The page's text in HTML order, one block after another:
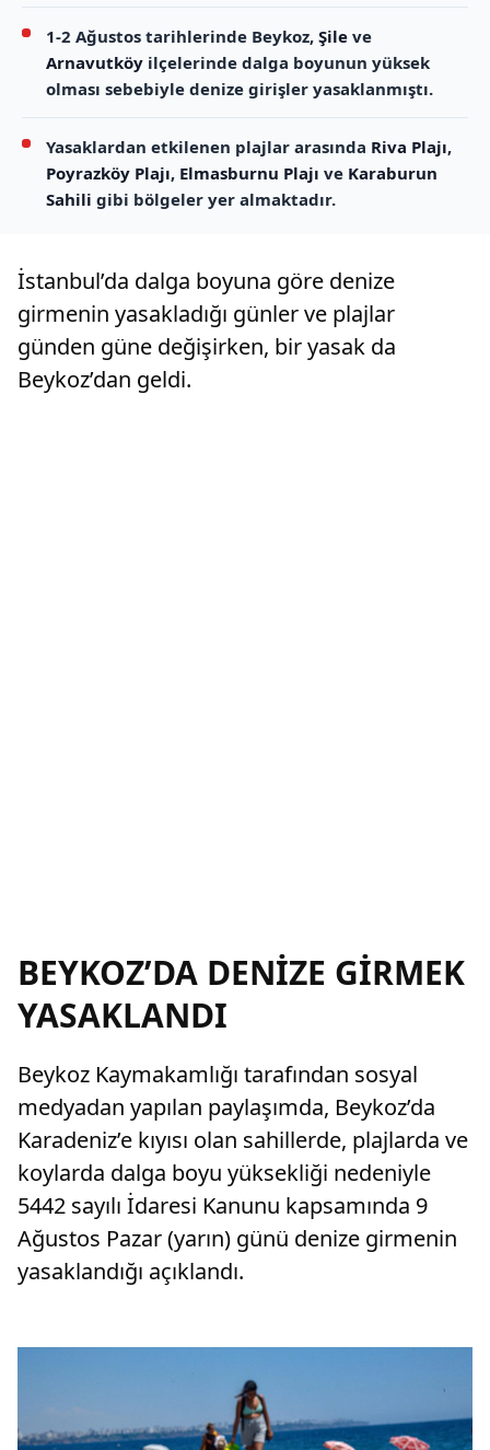
1-2 Ağustos tarihlerinde Beykoz, Şile ve
Arnavutköy ilçelerinde dalga boyunun yüksek
olması sebebiyle denize girişler yasaklanmıştı.
Yasaklardan etkilenen plajlar arasında Riva Plajı,
Poyrazköy Plajı, Elmasburnu Plajı ve Karaburun
Sahili gibi bölgeler yer almaktadır.
İstanbul’da dalga boyuna göre denize
girmenin yasakladığı günler ve plajlar
günden güne değişirken, bir yasak da
Beykoz’dan geldi.
BEYKOZ’DA DENİZE GİRMEK
YASAKLANDI
Beykoz Kaymakamlığı tarafından sosyal
medyadan yapılan paylaşımda, Beykoz’da
Karadeniz’e kıyısı olan sahillerde, plajlarda ve
koylarda dalga boyu yüksekliği nedeniyle
5442 sayılı İdaresi Kanunu kapsamında 9
Ağustos Pazar (yarın) günü denize girmenin
yasaklandığı açıklandı.